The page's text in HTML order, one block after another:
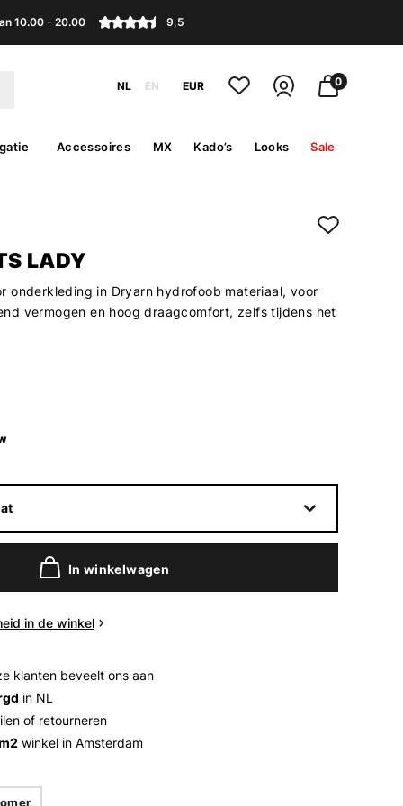
10.00 - 20.00 9,5
NL EN EUR 0
Accessoires MX Kado’s Looks Sale
LADY
onderkleding in Dryarn hydrofoob materiaal, voor
vermogen en hoog draagcomfort, zelfs tijdens het
In winkelwagen
in de winkel
klanten beveelt ons aan
in NL
of retourneren
winkel in Amsterdam